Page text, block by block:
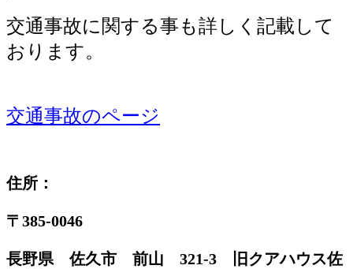
交通事故に関する事も詳しく記載して
おります。
交通事故のページ
住所：
〒385-0046
長野県 佐久市 前山 321-3 旧クアハウス佐